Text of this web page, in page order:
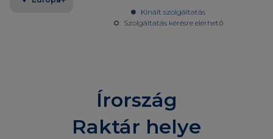
Kínált szolgáltatás
Szolgáltatás kérésre elérhető
Írország
Raktár helye